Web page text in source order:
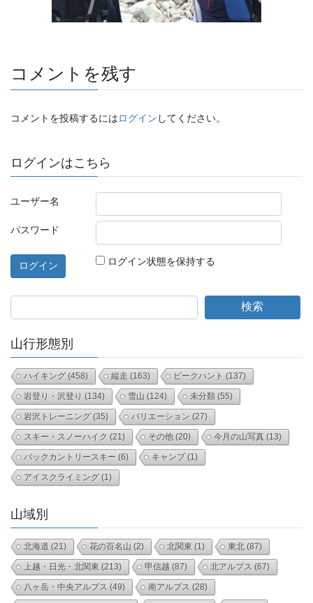
コメントを残す
コメントを投稿するにはログイン してください。
ログインはこちら
ユーザー名
パスワード
ログイン状態を保持する
検索
山行形態別
ハイキング (458) 縦走 (163) ピークハント (137)
岩登り・沢登り (134) 雪山 (124) 未分類 (55)
岩沢トレーニング (35) バリエーション (27)
スキー・スノーハイク (21) その他 (20) 今月の山写真 (13)
バックカントリースキー (6) キャンプ(1)
アイスクライミング (1)
山域別
北海道 (21) 花の百名山 (2) 北関東 (1) 東北 (87)
上越・日光・北関東 (213) 甲信越 (87) 北アルプス (67)
八ヶ岳・中央アルプス (49) 南アルプス (28)